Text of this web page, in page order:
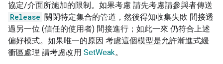
協定/介面所施加的限制。如果考慮 請先考慮請參與者傳送
Release 關閉特定集合的管道，然後得知收集失敗 間接透
過另一位 (信任的使用者) 間接進行；如此一來 仍符合上述
偏好模式。如果唯一的原因 考慮這個模型是允許漸進式緩
衝區處理 請考慮改用 SetWeak。